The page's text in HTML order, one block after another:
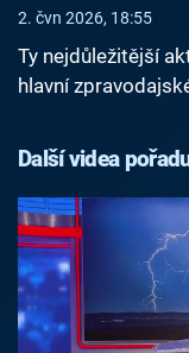
2. čvn 2026, 18:55
Ty nejdůležitější
hlavní
Další videa